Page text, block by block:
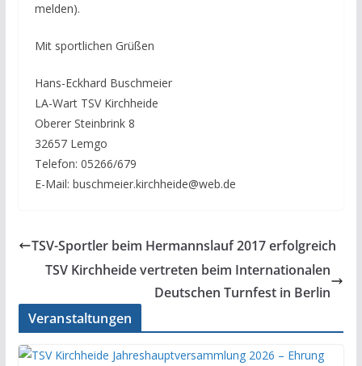
melden).
Mit sportlichen Grüßen
Hans-Eckhard Buschmeier
LA-Wart TSV Kirchheide
Oberer Steinbrink 8
32657 Lemgo
Telefon: 05266/679
E-Mail: buschmeier.kirchheide@web.de
TSV-Sportler beim Hermannslauf 2017 erfolgreich
TSV Kirchheide vertreten beim Internationalen
Deutschen Turnfest in Berlin
Veranstaltungen